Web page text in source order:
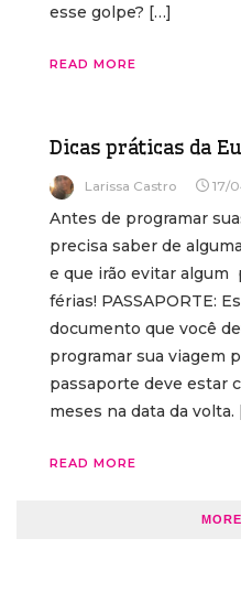
esse golpe? […]
READ MORE
Dicas práticas da
Larissa Castro 17/
Antes de programar
precisa saber de
e que irão evitar algum
férias! PASSAPORTE:
documento que você
programar sua viagem
passaporte deve estar
meses na data da volta.
READ MORE